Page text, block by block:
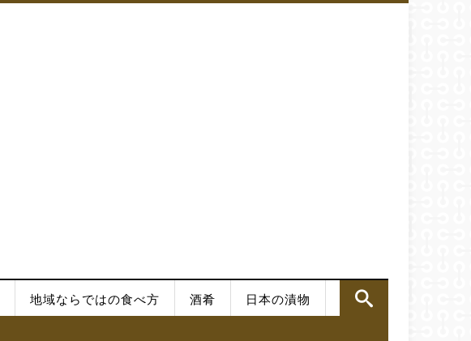
地域ならではの食べ方 酒肴 日本の漬物